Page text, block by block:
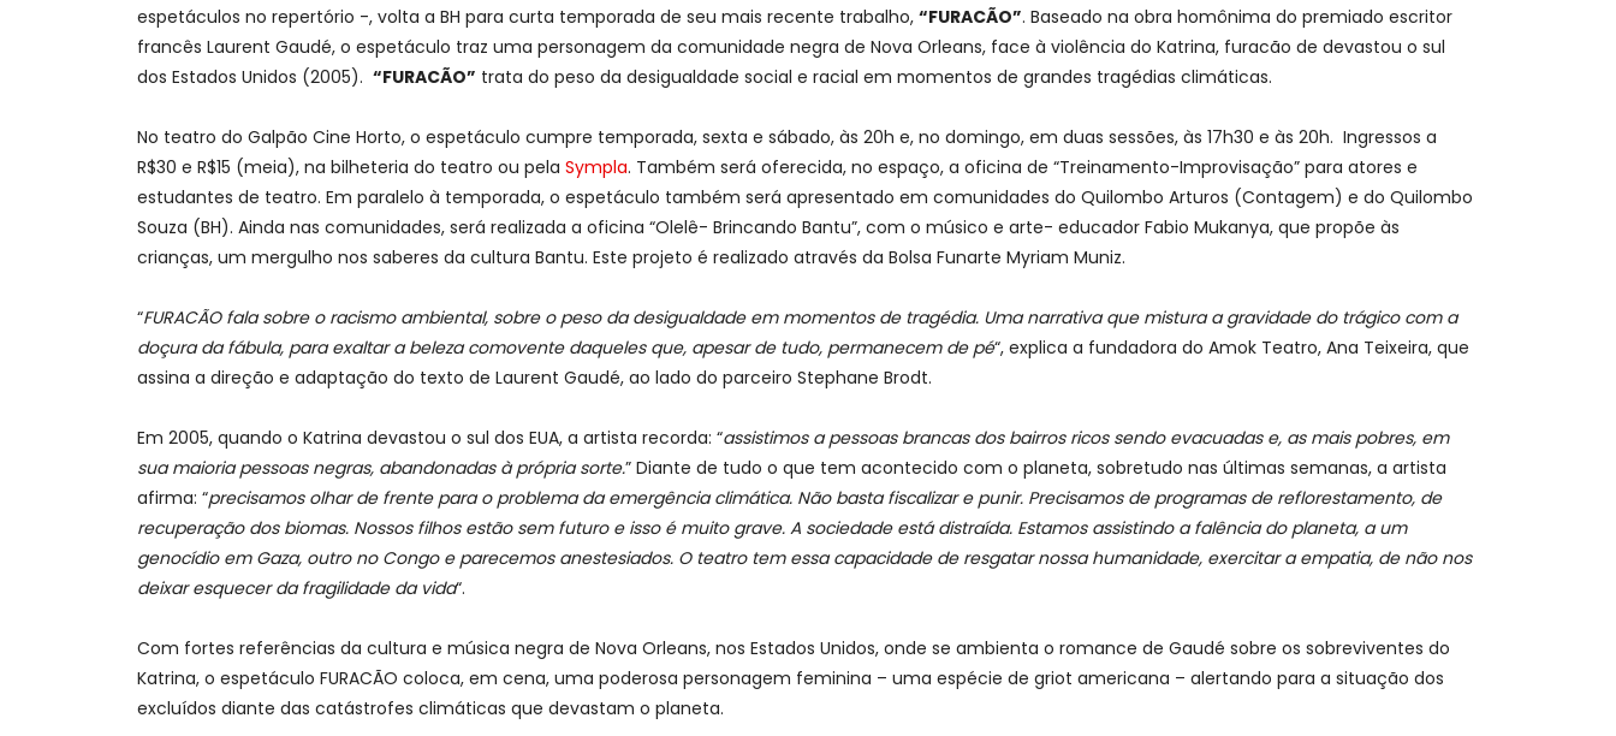
espetáculos no repertório -, volta a BH para curta temporada de seu mais recente trabalho, “FURACÃO”. Baseado na obra homônima do premiado escritor
francês Laurent Gaudé, o espetáculo traz uma personagem da comunidade negra de Nova Orleans, face à violência do Katrina, furacão de devastou o sul
dos Estados Unidos (2005). “FURACÃO” trata do peso da desigualdade social e racial em momentos de grandes tragédias climáticas.
No teatro do Galpão Cine Horto, o espetáculo cumpre temporada, sexta e sábado, às 20h e, no domingo, em duas sessões, às 17h30 e às 20h. Ingressos a
R$30 e R$15 (meia), na bilheteria do teatro ou pela Sympla. Também será oferecida, no espaço, a oficina de “Treinamento-Improvisação” para atores e
estudantes de teatro. Em paralelo à temporada, o espetáculo também será apresentado em comunidades do Quilombo Arturos (Contagem) e do Quilombo
Souza (BH). Ainda nas comunidades, será realizada a oficina “Olelê- Brincando Bantu”, com o músico e arte- educador Fabio Mukanya, que propõe às
crianças, um mergulho nos saberes da cultura Bantu. Este projeto é realizado através da Bolsa Funarte Myriam Muniz.
“FURACÃO fala sobre o racismo ambiental, sobre o peso da desigualdade em momentos de tragédia. Uma narrativa que mistura a gravidade do trágico com a
doçura da fábula, para exaltar a beleza comovente daqueles que, apesar de tudo, permanecem de pé“, explica a fundadora do Amok Teatro, Ana Teixeira, que
assina a direção e adaptação do texto de Laurent Gaudé, ao lado do parceiro Stephane Brodt.
Em 2005, quando o Katrina devastou o sul dos EUA, a artista recorda: “assistimos a pessoas brancas dos bairros ricos sendo evacuadas e, as mais pobres, em
sua maioria pessoas negras, abandonadas à própria sorte.” Diante de tudo o que tem acontecido com o planeta, sobretudo nas últimas semanas, a artista
afirma: “precisamos olhar de frente para o problema da emergência climática. Não basta fiscalizar e punir. Precisamos de programas de reflorestamento, de
recuperação dos biomas. Nossos filhos estão sem futuro e isso é muito grave. A sociedade está distraída. Estamos assistindo a falência do planeta, a um
genocídio em Gaza, outro no Congo e parecemos anestesiados. O teatro tem essa capacidade de resgatar nossa humanidade, exercitar a empatia, de não nos
deixar esquecer da fragilidade da vida“.
Com fortes referências da cultura e música negra de Nova Orleans, nos Estados Unidos, onde se ambienta o romance de Gaudé sobre os sobreviventes do
Katrina, o espetáculo FURACÃO coloca, em cena, uma poderosa personagem feminina – uma espécie de griot americana – alertando para a situação dos
excluídos diante das catástrofes climáticas que devastam o planeta.